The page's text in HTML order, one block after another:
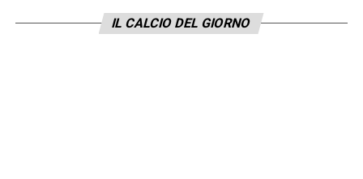
IL CALCIO DEL GIORNO